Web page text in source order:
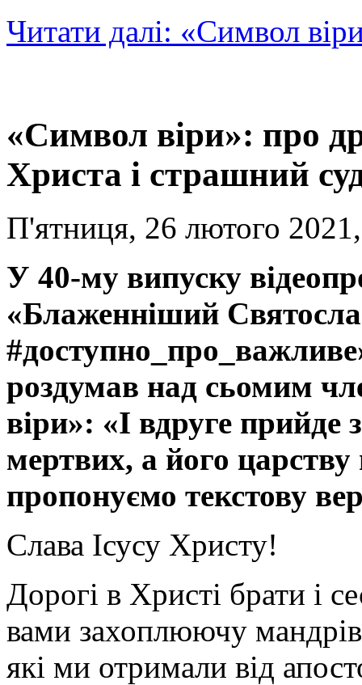
Читати далі: «Символ
«Символ віри»: про
Христа і страшний
П'ятниця, 26 лютого
У 40-му випуску
«Блаженніший
роздумав над сьомим
віри»: «І вдруге прийде
мертвих, а його
пропонуємо текстову
Слава Ісусу Христу!
Дорогі в Христі брати і
вами захоплюючу
які ми отримали від